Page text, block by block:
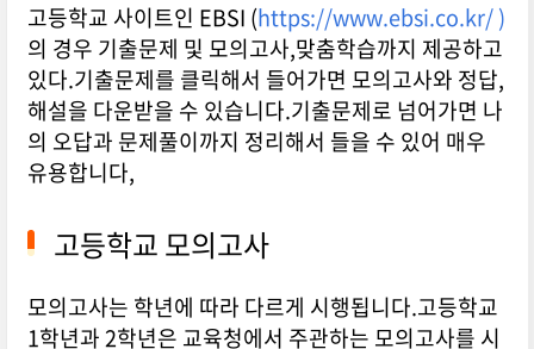
고등학교 사이트인 EBSI (https://www.ebsi.co.kr/ )
의 경우 기출문제 및 모의고사,맞춤학습까지 제공하고
있다.기출문제를 클릭해서 들어가면 모의고사와 정답,
해설을 다운받을 수 있습니다.기출문제로 넘어가면 나
의 오답과 문제풀이까지 정리해서 들을 수 있어 매우
유용합니다,
고등학교 모의고사
모의고사는 학년에 따라 다르게 시행됩니다.고등학교
1학년과 2학년은 교육청에서 주관하는 모의고사를 시